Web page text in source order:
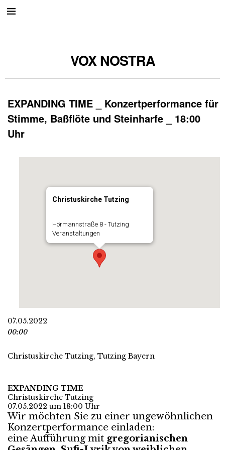
VOX NOSTRA
EXPANDING TIME _ Konzertperformance für
Stimme, Baßflöte und Steinharfe _ 18:00
Uhr
Christuskirche Tutzing
Hörmannstraße 8 - Tutzing
Veranstaltungen
07.05.2022
00:00
Christuskirche Tutzing, Tutzing Bayern
EXPANDING TIME
Christuskirche Tutzing
07.05.2022 um 18:00 Uhr
Wir möchten Sie zu einer ungewöhnlichen
Konzertperformance einladen:
eine Aufführung mit gregorianischen